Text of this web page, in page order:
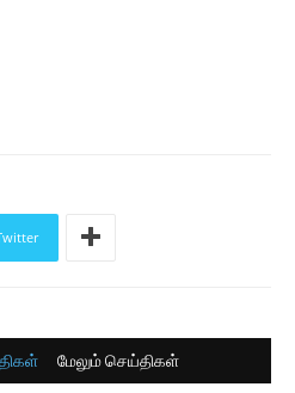
மேலும் செய்திகள்